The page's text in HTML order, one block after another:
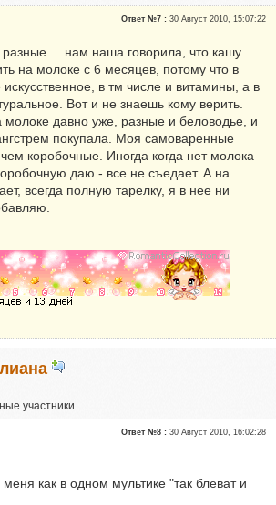
Ответ №7 :30 Август 2010, 15:07:22
разные.... нам наша говорила, что кашу
на молоке с 6 месяцев, потому что в
в тм числе и витамины, а в
Вот и не знаешь кому верить.
давно уже, разные и беловодье, и
покупала. Моя самоваренные
коробочные. Иногда когда нет молока
даю - все не съедает. А на
всегда полную тарелку, я в нее ни
участники
Ответ №8 :30 Август 2010, 16:02:28
как в одном мультике "так блеват и